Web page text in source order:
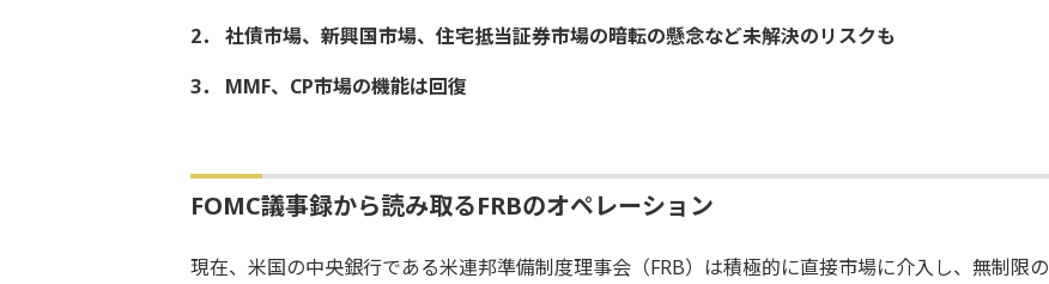
2． 社債市場、新興国市場、住宅抵当証券市場の暗転の懸念など未解決のリスクも
3． MMF、CP市場の機能は回復
FOMC議事録から読み取るFRBのオペレーション
現在、米国の中央銀行である米連邦準備制度理事会（FRB）は積極的に直接市場に介入し、無制限の